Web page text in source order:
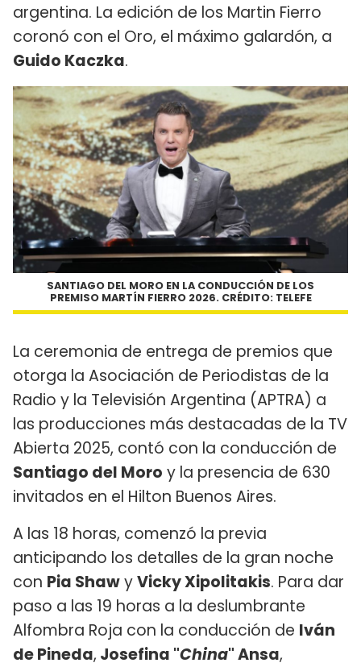
argentina. La edición de los Martin Fierro
coronó con el Oro, el máximo galardón, a
Guido Kaczka.
SANTIAGO DEL MORO EN LA CONDUCCIÓN DE LOS
PREMISO MARTÍN FIERRO 2026. CRÉDITO: TELEFE
La ceremonia de entrega de premios que
otorga la Asociación de Periodistas de la
Radio y la Televisión Argentina (APTRA) a
las producciones más destacadas de la TV
Abierta 2025, contó con la conducción de
Santiago del Moro y la presencia de 630
invitados en el Hilton Buenos Aires.
A las 18 horas, comenzó la previa
anticipando los detalles de la gran noche
con Pia ShawyVicky Xipolitakis. Para dar
paso a las 19 horas a la deslumbrante
Alfombra Roja con la conducción de Iván
de Pineda, Josefina "China" Ansa,